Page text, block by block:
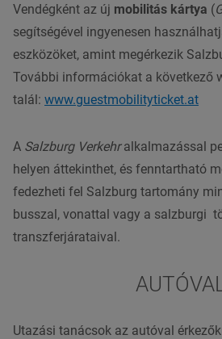
Vendégként az új mobilitás kártya (
segítségével ingyenesen
eszközöket, amint megérkezik
További információkat a következő
talál: www.guestmobilityticket.at
A Salzburg Verkehralkalmazással
helyen áttekinthet, és fenntartható
fedezheti fel Salzburg tartomány
busszal, vonattal vagy a salzburgi
transzferjárataival.
Utazási tanácsok az autóval